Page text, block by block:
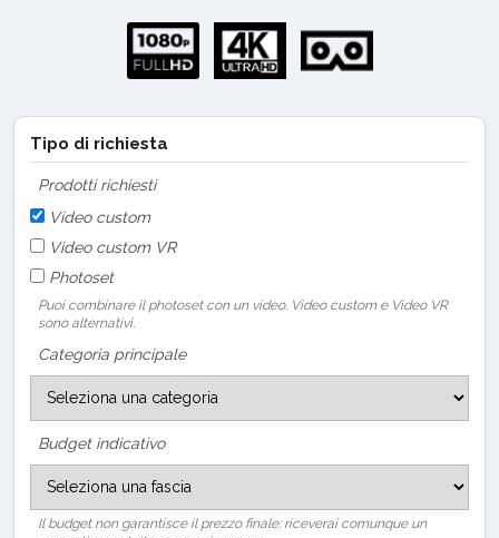
Tipo di richiesta
Prodotti richiesti
Video custom
Video custom VR
Photoset
Puoi combinare il photoset con un video. Video custom e Video VR
sono alternativi.
Categoria principale
Budget indicativo
Il budget non garantisce il prezzo finale: riceverai comunque un